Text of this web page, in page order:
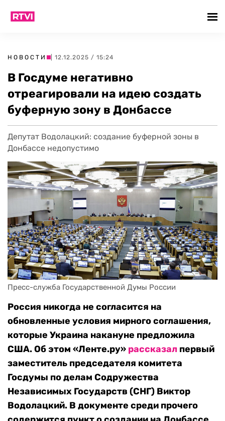
НОВОСТИ | 12.12.2025 / 15:24
В Госдуме негативно
отреагировали на идею создать
буферную зону в Донбассе
Депутат Водолацкий: cоздание буферной зоны в
Донбассе недопустимо
Пресс-служба Государственной Думы России
Россия никогда не согласится на
обновленные условия мирного соглашения,
которые Украина накануне предложила
США. Об этом «Ленте.ру» рассказал первый
заместитель председателя комитета
Госдумы по делам Содружества
Независимых Государств (СНГ) Виктор
Водолацкий. В документе среди прочего